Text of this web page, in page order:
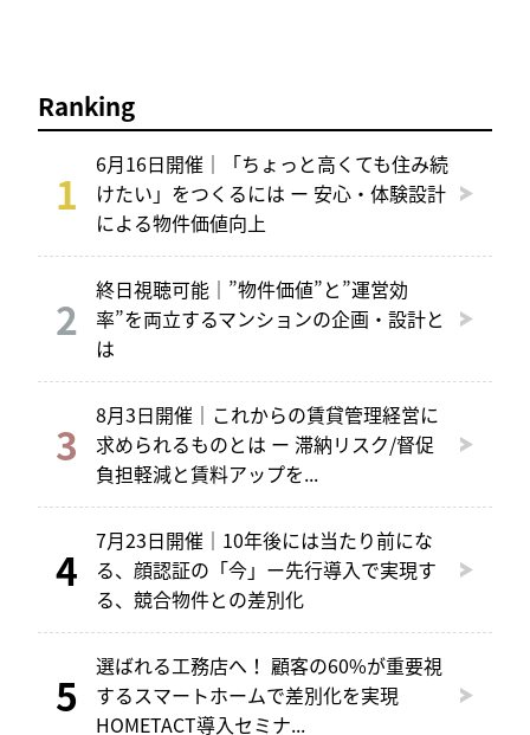
Ranking
6月16日開催｜「ちょっと高くても住み続
けたい」をつくるには ー 安心・体験設計
による物件価値向上
終日視聴可能｜”物件価値”と”運営効
率”を両立するマンションの企画・設計と
は
8月3日開催｜これからの賃貸管理経営に
求められるものとは ー 滞納リスク/督促
負担軽減と賃料アップを...
7月23日開催｜10年後には当たり前にな
る、顔認証の「今」ー先行導入で実現す
る、競合物件との差別化
選ばれる工務店へ！ 顧客の60%が重要視
するスマートホームで差別化を実現
HOMETACT導入セミナ...